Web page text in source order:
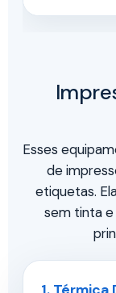
Esses
de
etiquetas.
sem tinta e